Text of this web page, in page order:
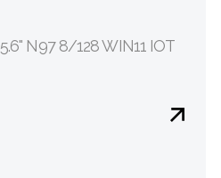
N97 8/128 WIN11 IOT